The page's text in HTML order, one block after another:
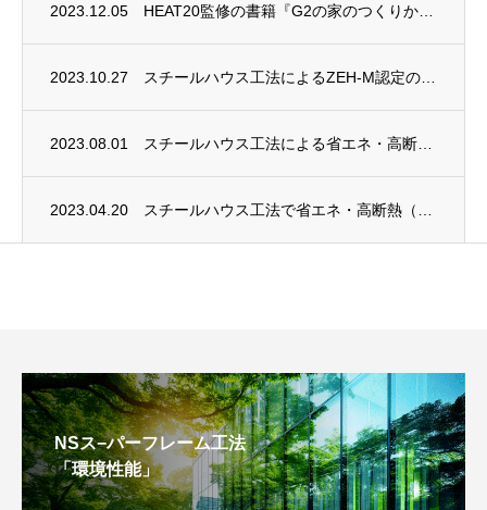
2023.12.05
2023.10.27
2023.08.01
2023.04.20
NSス−パーフレーム工法
「環境性能」